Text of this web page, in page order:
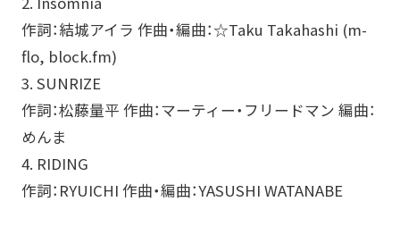
作詞：結城アイラ 作曲・編曲：☆Taku Takahashi (m-
flo, block.fm)
3. SUNRIZE
作詞：松藤量平 作曲：マーティー・フリードマン 編曲：
めんま
4. RIDING
作詞：RYUICHI 作曲・編曲：YASUSHI WATANABE